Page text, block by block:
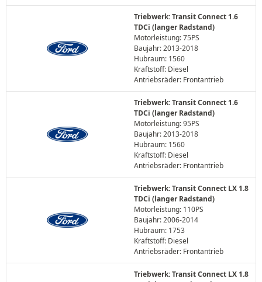
Triebwerk: Transit Connect 1.6
TDCi (langer Radstand)
Motorleistung: 75PS
Baujahr: 2013-2018
Hubraum: 1560
Kraftstoff: Diesel
Antriebsräder: Frontantrieb
Triebwerk: Transit Connect 1.6
TDCi (langer Radstand)
Motorleistung: 95PS
Baujahr: 2013-2018
Hubraum: 1560
Kraftstoff: Diesel
Antriebsräder: Frontantrieb
Triebwerk: Transit Connect LX 1.8
TDCi (langer Radstand)
Motorleistung: 110PS
Baujahr: 2006-2014
Hubraum: 1753
Kraftstoff: Diesel
Antriebsräder: Frontantrieb
Triebwerk: Transit Connect LX 1.8